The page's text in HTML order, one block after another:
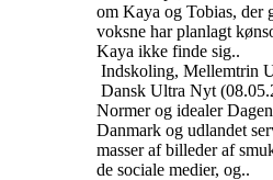
om Kaya og Tobias, der
voksne har planlagt
Kaya ikke finde sig..
Indskoling, Mellemtrin
Dansk Ultra Nyt
Normer og idealer
Danmark og udlandet
masser af billeder af
de sociale medier, og..